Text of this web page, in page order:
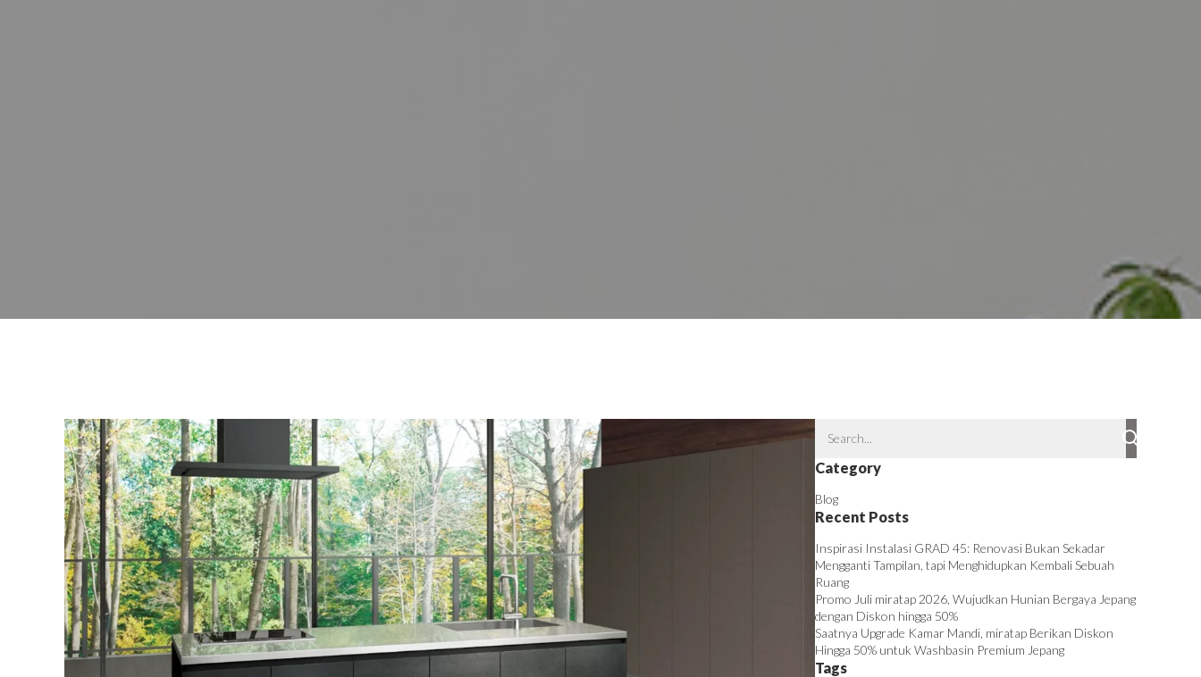
Category
Blog
Recent Posts
Inspirasi Instalasi GRAD 45: Renovasi Bukan Sekadar
Mengganti Tampilan, tapi Menghidupkan Kembali Sebuah
Ruang
Promo Juli miratap 2026, Wujudkan Hunian Bergaya Jepang
dengan Diskon hingga 50%
Saatnya Upgrade Kamar Mandi, miratap Berikan Diskon
Hingga 50% untuk Washbasin Premium Jepang
Tags